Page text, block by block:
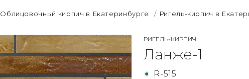
Облицовочный кирпич в Екатеринбурге / Ригель-кирпич в
РИГЕЛЬ-КИРПИЧ
Ланже-1
R-515